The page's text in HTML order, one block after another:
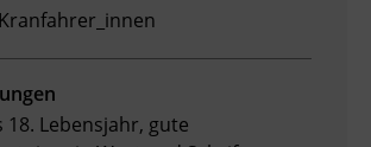
18. Lebensjahr, gute